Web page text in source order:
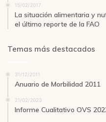
15/02/2017
La situación alimentaria y
el último reporte de la FAO
Temas más destacados
31/12/2011
Anuario de Morbilidad 2011
21/02/2023
Informe Cualitativo OVS